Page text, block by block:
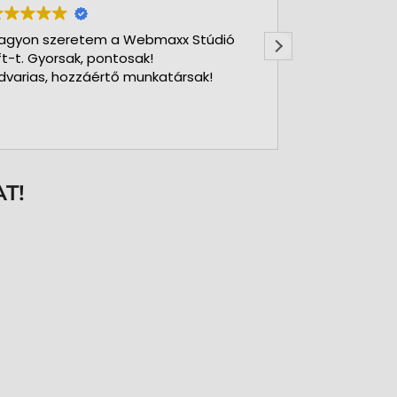
szeretem a Webmaxx Stúdió
t. Gyorsak, pontosak!
hozzáértő munkatársak!